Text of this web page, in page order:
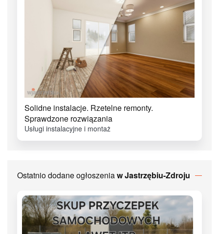
Solidne instalacje. Rzetelne remonty.
Sprawdzone rozwiązania
Usługi instalacyjne i montaż
Ostatnio dodane ogłoszeniaw Jastrzębiu-Zdroju